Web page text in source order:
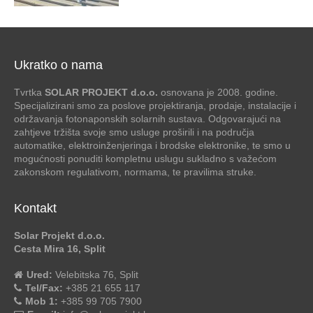
Ukratko o nama
Tvrtka SOLAR PROJEKT d.o.o. osnovana je 2008. godine.
Specijalizirani smo za poslove projektiranja, prodaje, instalacije i
održavanja fotonaponskih solarnih sustava. Odgovarajući na
zahtjeve tržišta svoje smo usluge proširili i na područja
automatike, elektroinženjeringa i brodske elektronike, te smo u
mogućnosti ponuditi kompletnu uslugu sukladno s važećom
zakonskom regulativom, normama, te pravilima struke.
Kontakt
Solar Projekt d.o.o.
Cesta Mira 16, Split
Ured: Velebitska 76, Split
Tel/Fax: +385 21 655 117
Mob 1: +385 99 705 7900